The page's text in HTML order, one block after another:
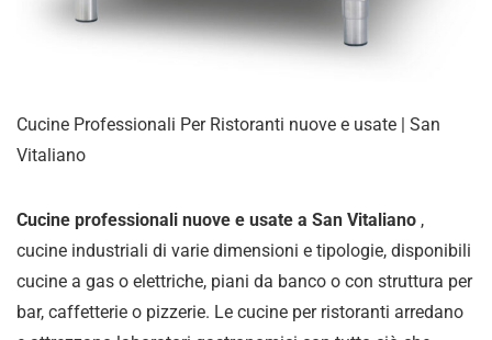
Cucine Professionali Per Ristoranti nuove e usate | San
Vitaliano
Cucine professionali nuove e usate a San Vitaliano ,
cucine industriali di varie dimensioni e tipologie, disponibili
cucine a gas o elettriche, piani da banco o con struttura per
bar, caffetterie o pizzerie. Le cucine per ristoranti arredano